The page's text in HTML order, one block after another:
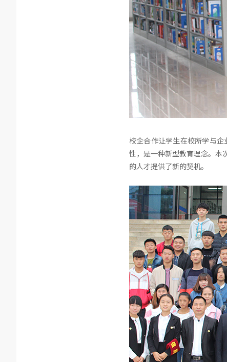
校企合作让学生在校所学与
性，是一种新型教育理念。本
的人才提供了新的契机。